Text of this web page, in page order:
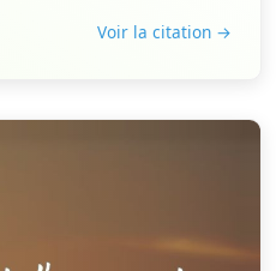
Voir la citation →